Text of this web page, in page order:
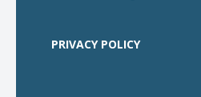
PRIVACY POLICY